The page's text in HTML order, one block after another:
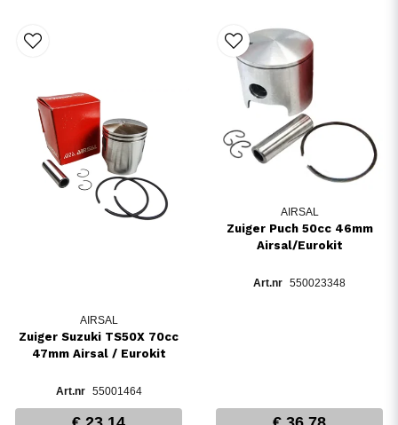
AIRSAL
Zuiger Suzuki TS50X 70cc
47mm Airsal / Eurokit
55001464
AIRSAL
Zuiger Puch 50cc 46mm
Airsal/Eurokit
550023348